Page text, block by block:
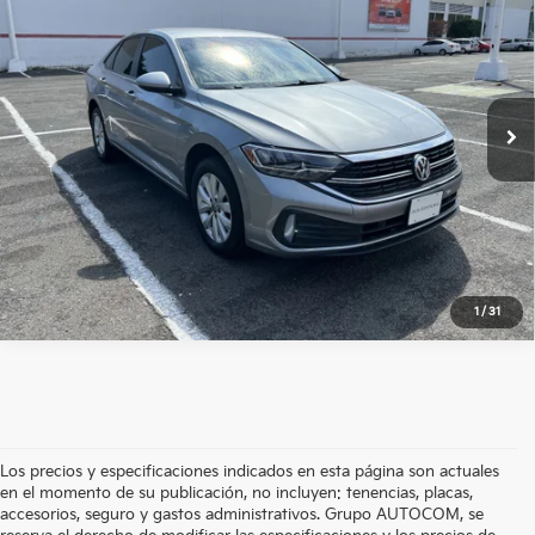
1 / 31
Nissan Autocom Zamora
VIN:
3VWHP6BU3NM016874Valores:616850
Disponible 87,327 km Ext. Int.
Precio: $331,300
OBTÉN UNA COTIZACIÓN
OBTÉN FINANCIAMIENTO
CLICK TO CALL
Los precios y especificaciones indicados en esta página son actuales
en el momento de su publicación, no incluyen: tenencias, placas,
accesorios, seguro y gastos administrativos. Grupo AUTOCOM, se